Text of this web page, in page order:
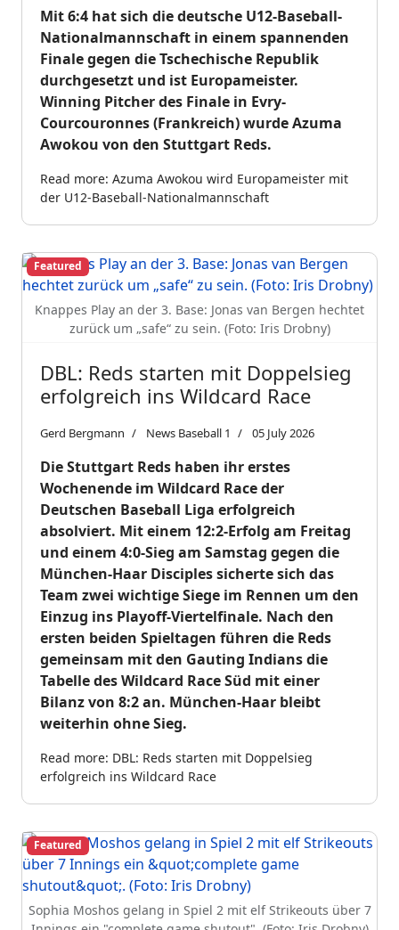
Mit 6:4 hat sich die deutsche U12-Baseball-
Nationalmannschaft in einem spannenden
Finale gegen die Tschechische Republik
durchgesetzt und ist Europameister.
Winning Pitcher des Finale in Evry-
Courcouronnes (Frankreich) wurde Azuma
Awokou von den Stuttgart Reds.
Read more: Azuma Awokou wird Europameister mit
der U12-Baseball-Nationalmannschaft
Knappes Play an der 3. Base: Jonas van Bergen hechtet
zurück um „safe“ zu sein. (Foto: Iris Drobny)
Featured
DBL: Reds starten mit Doppelsieg
erfolgreich ins Wildcard Race
Gerd Bergmann News Baseball 1 05 July 2026
Die Stuttgart Reds haben ihr erstes
Wochenende im Wildcard Race der
Deutschen Baseball Liga erfolgreich
absolviert. Mit einem 12:2-Erfolg am Freitag
und einem 4:0-Sieg am Samstag gegen die
München-Haar Disciples sicherte sich das
Team zwei wichtige Siege im Rennen um den
Einzug ins Playoff-Viertelfinale. Nach den
ersten beiden Spieltagen führen die Reds
gemeinsam mit den Gauting Indians die
Tabelle des Wildcard Race Süd mit einer
Bilanz von 8:2 an. München-Haar bleibt
weiterhin ohne Sieg.
Read more: DBL: Reds starten mit Doppelsieg
erfolgreich ins Wildcard Race
Sophia Moshos gelang in Spiel 2 mit elf Strikeouts über 7
Featured